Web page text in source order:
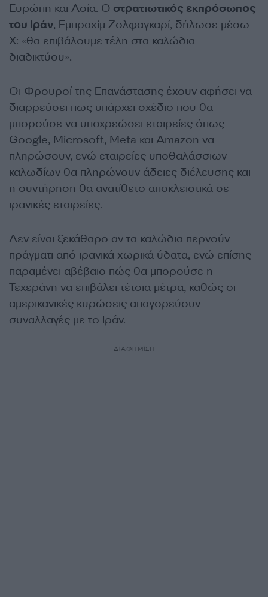
Ευρώπη και Ασία. Ο στρατιωτικός εκπρόσωπος
του Ιράν, Εμπραχίμ Ζολφαγκαρί, δήλωσε μέσω
X: «θα επιβάλουμε τέλη στα καλώδια
διαδικτύου».
Οι Φρουροί της Επανάστασης έχουν αφήσει να
διαρρεύσει πως υπάρχει σχέδιο που θα
μπορούσε να υποχρεώσει εταιρείες όπως
Google, Microsoft, Meta και Amazon να
πληρώσουν, ενώ εταιρείες υποθαλάσσιων
καλωδίων θα πληρώνουν άδειες διέλευσης και
η συντήρηση θα ανατίθετο αποκλειστικά σε
ιρανικές εταιρείες.
Δεν είναι ξεκάθαρο αν τα καλώδια περνούν
πράγματι από ιρανικά χωρικά ύδατα, ενώ επίσης
παραμένει αβέβαιο πώς θα μπορούσε η
Τεχεράνη να επιβάλει τέτοια μέτρα, καθώς οι
αμερικανικές κυρώσεις απαγορεύουν
συναλλαγές με το Ιράν.
ΔΙΑΦΗΜΙΣΗ